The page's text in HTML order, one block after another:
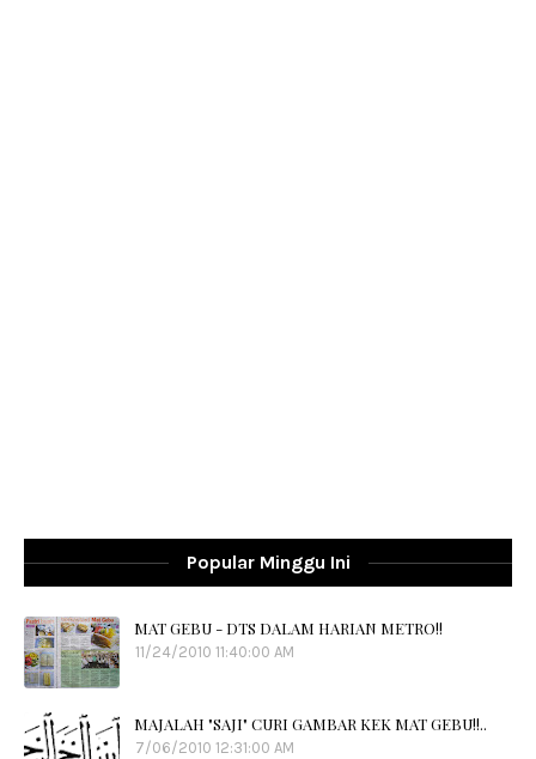
Popular Minggu Ini
MAT GEBU - DTS DALAM HARIAN METRO!!
11/24/2010 11:40:00 AM
MAJALAH "SAJI" CURI GAMBAR KEK MAT GEBU!!..
7/06/2010 12:31:00 AM